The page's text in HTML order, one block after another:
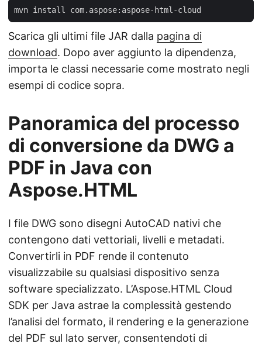
Scarica gli ultimi file JAR dalla pagina di
download. Dopo aver aggiunto la dipendenza,
importa le classi necessarie come mostrato negli
esempi di codice sopra.
Panoramica del processo
di conversione da DWG a
PDF in Java con
Aspose.HTML
I file DWG sono disegni AutoCAD nativi che
contengono dati vettoriali, livelli e metadati.
Convertirli in PDF rende il contenuto
visualizzabile su qualsiasi dispositivo senza
software specializzato. L’Aspose.HTML Cloud
SDK per Java astrae la complessità gestendo
l’analisi del formato, il rendering e la generazione
del PDF sul lato server, consentendoti di